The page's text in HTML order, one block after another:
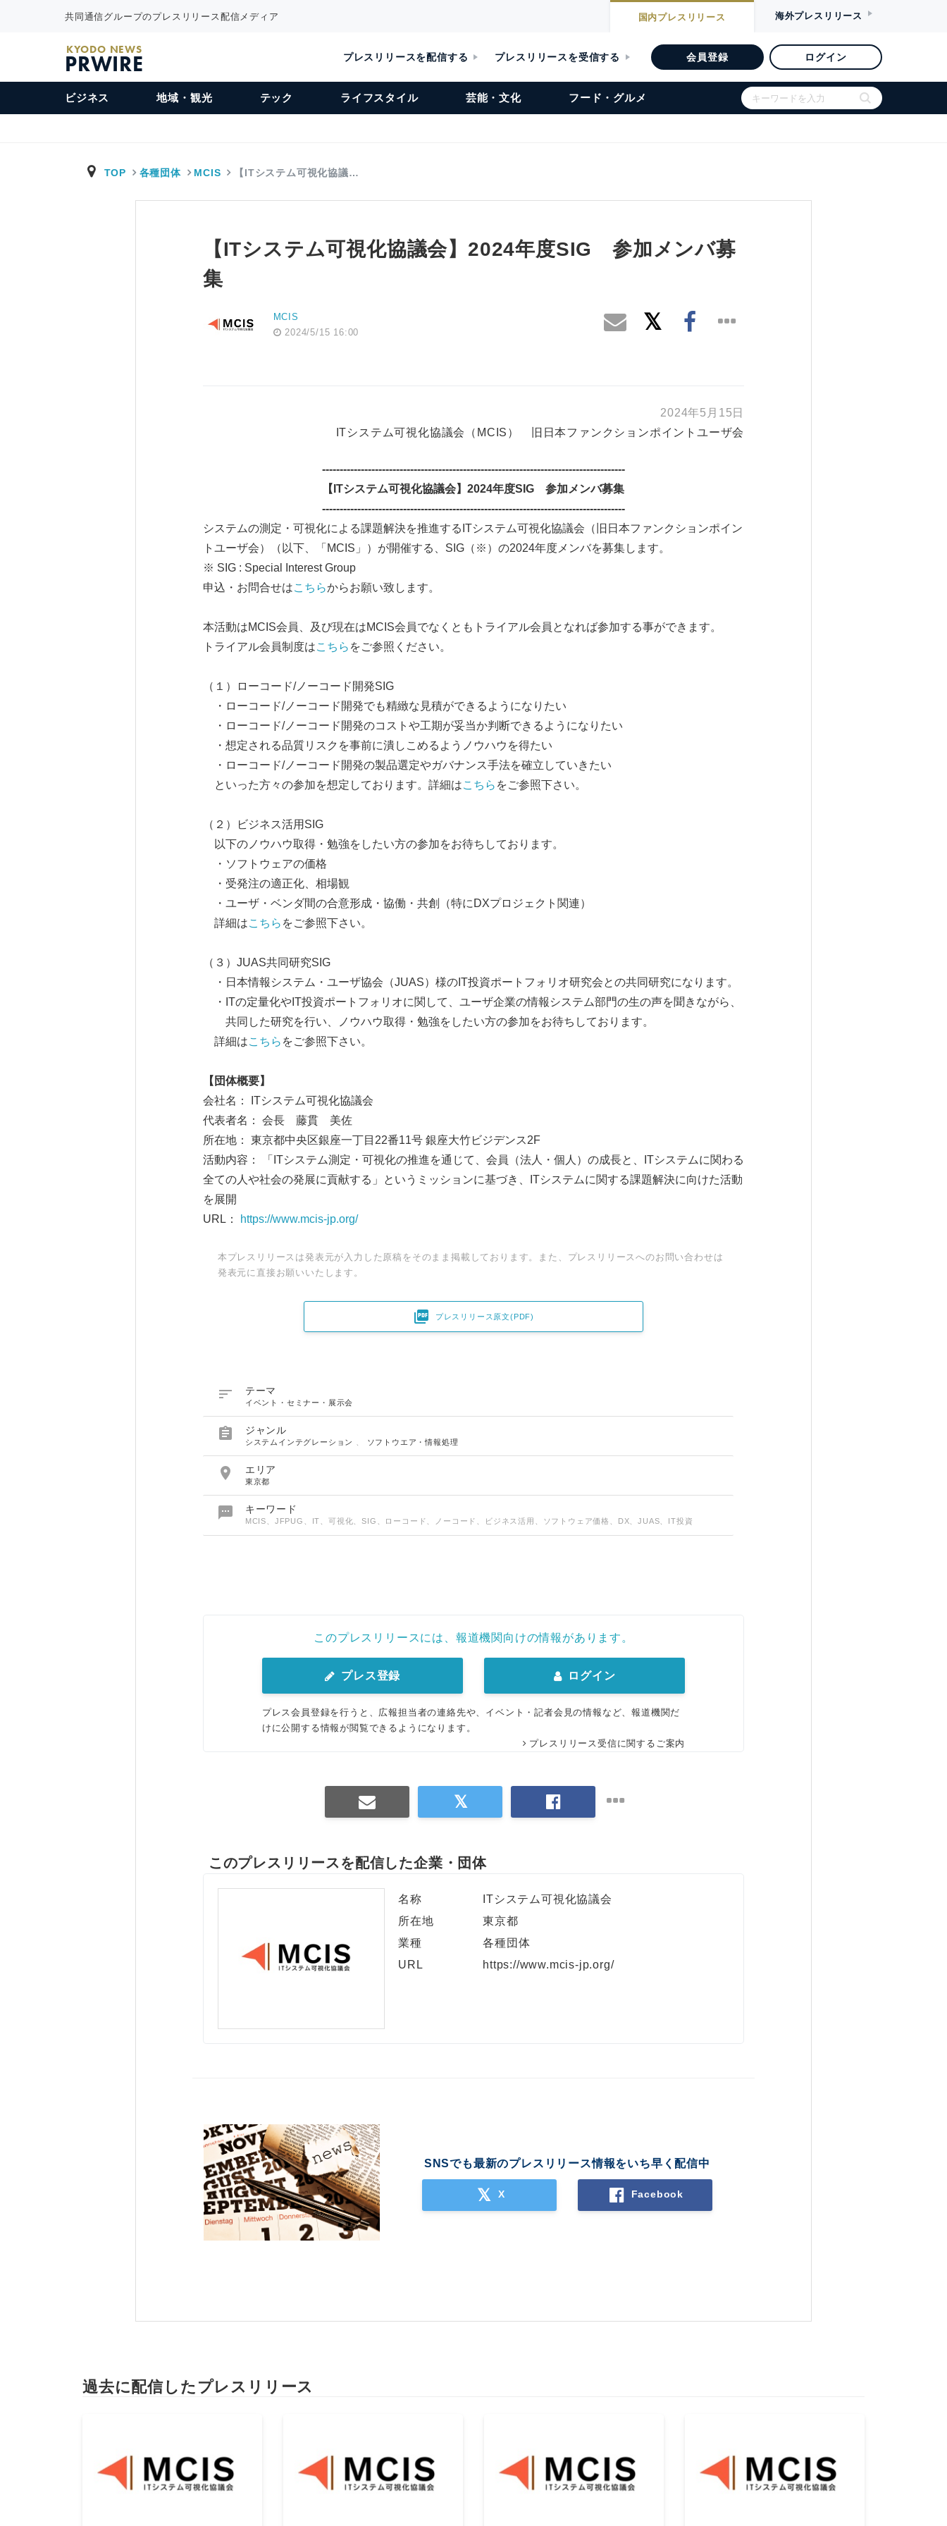
共同通信グループのプレスリリース配信メディア 国内プレスリリース 海外プレスリリース
KYODO NEWS
PRWIRE プレスリリースを配信する プレスリリースを受信する 会員登録 ログイン
ビジネス 地域・観光 テック ライフスタイル 芸能・文化 フード・グルメ
TOP 各種団体 MCIS 【ITシステム可視化協議…
【ITシステム可視化協議会】2024年度SIG 参加メンバ募
集
MCIS
2024/5/15 16:00
2024年5月15日
ITシステム可視化協議会（MCIS） 旧日本ファンクションポイントユーザ会
--------------------------------------------------------------------------------------
【 ITシステム可視化協議会】2024年度SIG 参加メンバ募集
--------------------------------------------------------------------------------------
システムの測定・可視化による課題解決を推進するITシステム可視化協議会（旧日本ファンクションポイン
トユーザ会）（以下、「MCIS」）が開催する、SIG（※）の2024年度メンバを募集します。
※ SIG : Special Interest Group
申込・お問合せはこちらからお願い致します。
本活動はMCIS会員、及び現在はMCIS会員でなくともトライアル会員となれば参加する事ができます。
トライアル会員制度はこちら をご参照ください。
（１）ローコード/ノーコード開発SIG
・ローコード/ノーコード開発でも精緻な見積ができるようになりたい
・ローコード/ノーコード開発のコストや工期が妥当か判断できるようになりたい
・想定される品質リスクを事前に潰しこめるようノウハウを得たい
・ローコード/ノーコード開発の製品選定やガバナンス手法を確立していきたい
といった方々の参加を想定しております。詳細はこちら をご参照下さい。
（２）ビジネス活用SIG
以下のノウハウ取得・勉強をしたい方の参加をお待ちしております。
・ソフトウェアの価格
・受発注の適正化、相場観
・ユーザ・ベンダ間の合意形成・協働・共創（特にDXプロジェクト関連）
詳細はこちら をご参照下さい。
（３）JUAS共同研究SIG
・日本情報システム・ユーザ協会（JUAS）様のIT投資ポートフォリオ研究会との共同研究になります。
・ITの定量化やIT投資ポートフォリオに関して、ユーザ企業の情報システム部門の生の声を聞きながら、
共同した研究を行い、ノウハウ取得・勉強をしたい方の参加をお待ちしております。
詳細はこちら をご参照下さい。
【団体概要】
会社名： ITシステム可視化協議会
代表者名： 会長 藤貫 美佐
所在地： 東京都中央区銀座一丁目22番11号 銀座大竹ビジデンス2F
活動内容： 「ITシステム測定・可視化の推進を通じて、会員（法人・個人）の成長と、ITシステムに関わる
全ての人や社会の発展に貢献する」というミッションに基づき、ITシステムに関する課題解決に向けた活動
を展開
URL：
https://www.mcis-jp.org/
本プレスリリースは発表元が入力した原稿をそのまま掲載しております。また、プレスリリースへのお問い合わせは
発表元に直接お願いいたします。
 プレスリリース原文(PDF)
 テーマ
イベント・セミナー・展示会
 ジャンル
システムインテグレーション ソフトウエア・情報処理
 エリア
東京都
 キーワード
MCIS、JFPUG、IT、可視化、SIG、ローコード、ノーコード、ビジネス活用、ソフトウェア価格、DX、JUAS、IT投資
このプレスリリースには、報道機関向けの情報があります。
プレス登録 ログイン
プレス会員登録を行うと、広報担当者の連絡先や、イベント・記者会見の情報など、報道機関だ
けに公開する情報が閲覧できるようになります。
プレスリリース受信に関するご案内
このプレスリリースを配信した企業・団体
名称
ITシステム可視化協議会
所在地
東京都
業種
各種団体
URL
https://www.mcis-jp.org/
SNSでも最新のプレスリリース情報をいち早く配信中
X Facebook
過去に配信したプレスリリース